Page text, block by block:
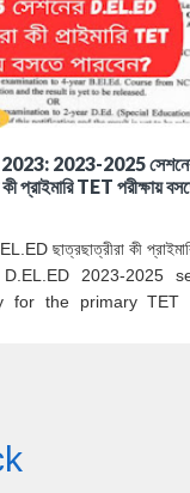
2023-2025
প্রাইমারি TET পরীক্ষায়
ছাত্রছাত্রীরা কী
D.EL.ED 2023-2025
for the primary TET